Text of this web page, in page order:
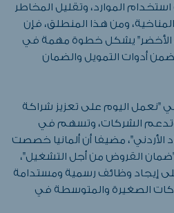
الموارد، وتقليل المخاطر
ومن هذا المنطلق، فإن
الأخضر" يشكل خطوة مهمة في
أدوات التمويل والضمان
"نعمل اليوم على تعزيز شراكة
الشركات، وتسهم في
الأردني"، مضيفا أن ألمانيا خصصت
"ضمان القروض من أجل التشغيل"،
إيجاد وظائف رسمية ومستدامة
الصغيرة والمتوسطة في